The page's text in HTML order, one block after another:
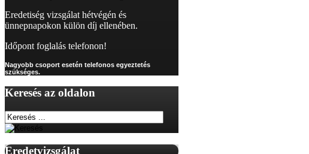
Eredetiség vizsgálat hétvégén és
ünnepnapokon külön díj ellenében.
Időpont foglalás telefonon!
Nagyobb csoport esetén telefonos egyeztetés
szükséges.
Keresés az oldalon
Eredetvizsgálat